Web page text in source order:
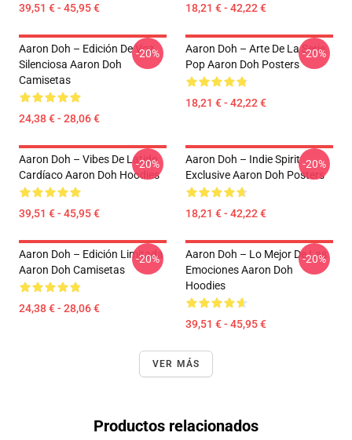
39,51 € - 45,95 € 18,21 € - 42,22 €
Aaron Doh – Edición De Voz
Silenciosa Aaron Doh
Camisetas
24,38 € - 28,06 €
-20%
Aaron Doh – Arte De La Serie
Pop Aaron Doh Posters
18,21 € - 42,22 €
-20%
Aaron Doh – Vibes De Latido
Cardíaco Aaron Doh Hoodies
39,51 € - 45,95 €
-20%
Aaron Doh – Indie Spirit
Exclusive Aaron Doh Posters
18,21 € - 42,22 €
-20%
Aaron Doh – Edición Limitada
Aaron Doh Camisetas
24,38 € - 28,06 €
-20%
Aaron Doh – Lo Mejor De Las
Emociones Aaron Doh
Hoodies
39,51 € - 45,95 €
-20%
VER MÁS
Productos relacionados